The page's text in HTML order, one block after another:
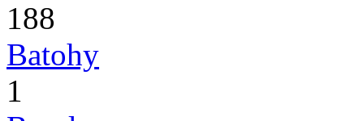
188
Batohy
1